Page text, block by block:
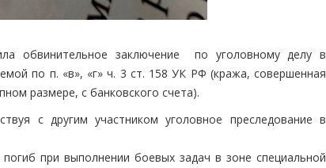
обвинительное заключение по уголовному делу в
по п. «в», «г» ч. 3 ст. 158 УК РФ (кража, совершенная
размере, с банковского счета).
с другим участником уголовное преследование в
при выполнении боевых задач в зоне специальной